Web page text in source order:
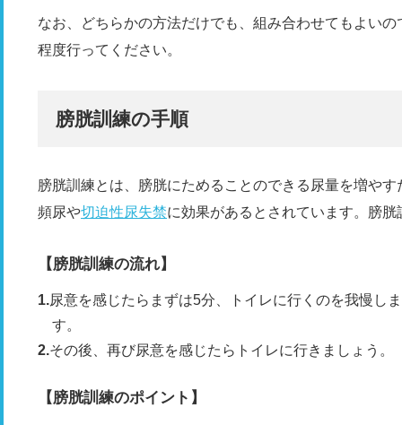
なお、どちらかの方法だけでも、組み合わせてもよい
程度行ってください。
膀胱訓練の手順
膀胱訓練とは、膀胱にためることのできる尿量を増や
頻尿や切迫性尿失禁に効果があるとされています。膀
【膀胱訓練の流れ】
尿意を感じたらまずは5分、トイレに行くのを我慢し
す。
その後、再び尿意を感じたらトイレに行きましょう。
【膀胱訓練のポイント】